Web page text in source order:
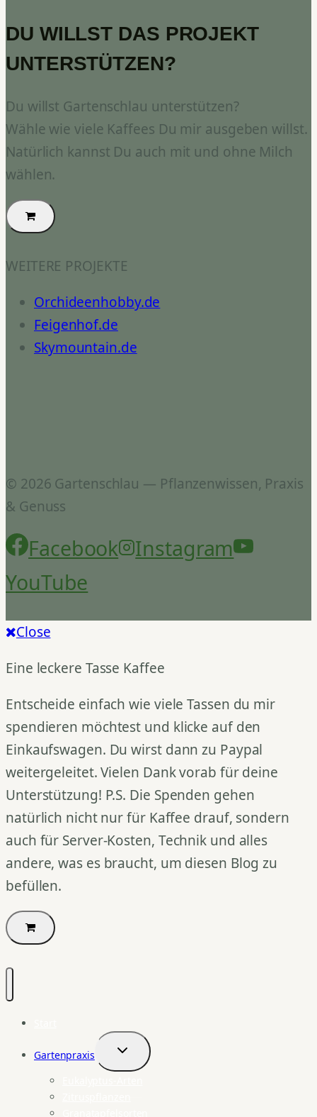
DU WILLST DAS PROJEKT
UNTERSTÜTZEN?
Du willst Gartenschlau unterstützen?
Wähle wie viele Kaffees Du mir ausgeben willst.
Natürlich kannst Du auch mit und ohne Milch
wählen.
WEITERE PROJEKTE
Orchideenhobby.de
Feigenhof.de
Skymountain.de
© 2026 Gartenschlau — Pflanzenwissen, Praxis
& Genuss
Facebook
Instagram
YouTube
Close
Eine leckere Tasse Kaffee
Entscheide einfach wie viele Tassen du mir
spendieren möchtest und klicke auf den
Einkaufswagen. Du wirst dann zu Paypal
weitergeleitet. Vielen Dank vorab für deine
Unterstützung! P.S. Die Spenden gehen
natürlich nicht nur für Kaffee drauf, sondern
auch für Server-Kosten, Technik und alles
andere, was es braucht, um diesen Blog zu
befüllen.
Gartenpraxis
Untermenü
umschalten